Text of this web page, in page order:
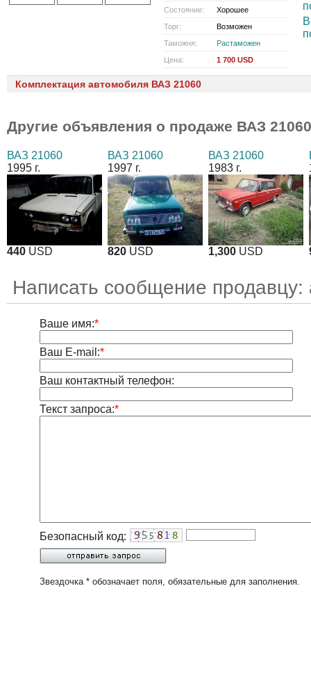
Состояние:
Хорошее
Торг:
Возможен
Таможня:
Растаможен
Цена:
1 700 USD
Комплектация автомобиля ВАЗ 21060
Другие объявления о продаже ВАЗ 21060
ВАЗ 21060
1995 г.
440 USD
ВАЗ 21060
1997 г.
820 USD
ВАЗ 21060
1983 г.
1,300 USD
Написать сообщение продавцу:
Ваше имя:*
Ваш E-mail:*
Ваш контактный телефон:
Текст запроса:*
Безопасный код:
Звездочка * обозначает поля, обязательные для заполнения.